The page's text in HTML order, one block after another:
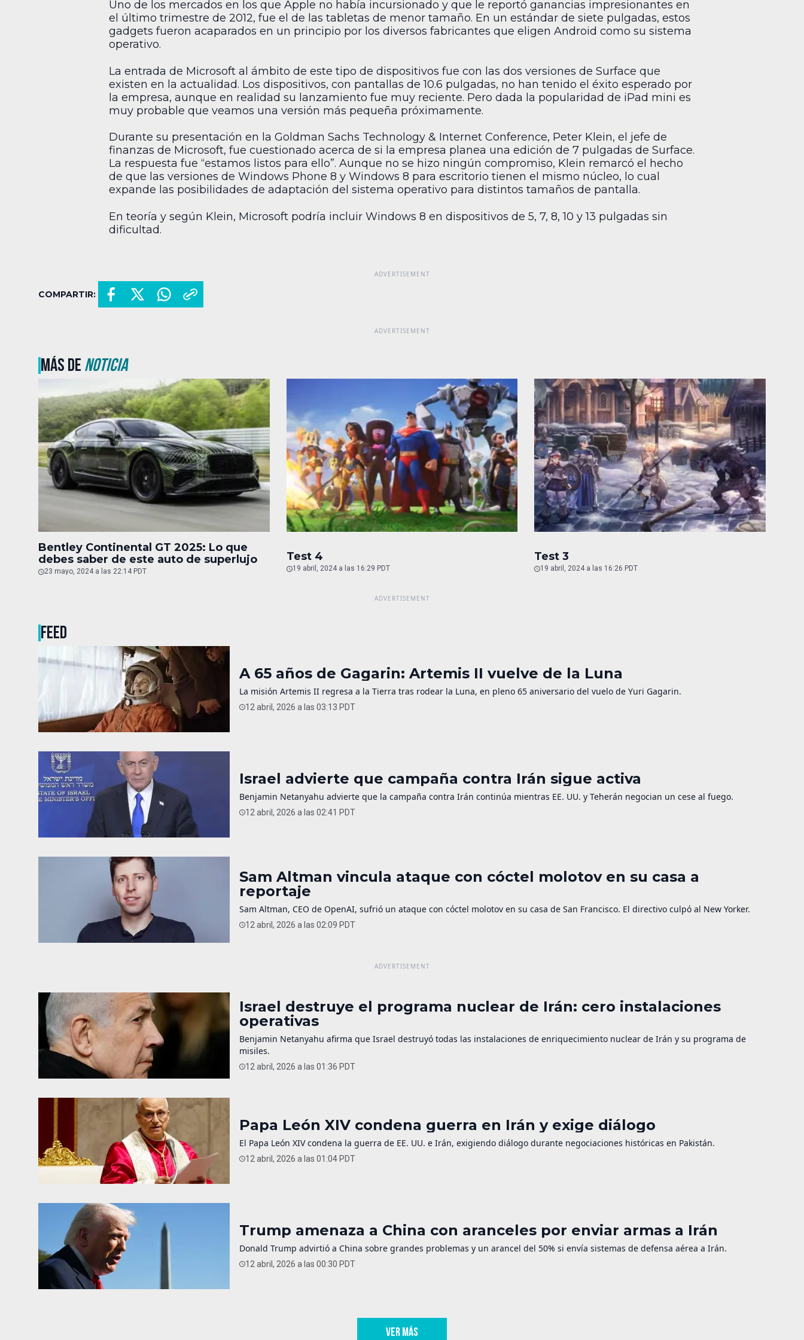
Uno de los mercados en los que Apple no había incursionado y que le reportó ganancias impresionantes en
el último trimestre de 2012, fue el de las tabletas de menor tamaño. En un estándar de siete pulgadas, estos
gadgets fueron acaparados en un principio por los diversos fabricantes que eligen Android como su sistema
operativo.
La entrada de Microsoft al ámbito de este tipo de dispositivos fue con las dos versiones de Surface que
existen en la actualidad. Los dispositivos, con pantallas de 10.6 pulgadas, no han tenido el éxito esperado por
la empresa, aunque en realidad su lanzamiento fue muy reciente. Pero dada la popularidad de iPad mini es
muy probable que veamos una versión más pequeña próximamente.
Durante su presentación en la Goldman Sachs Technology & Internet Conference, Peter Klein, el jefe de
finanzas de Microsoft, fue cuestionado acerca de si la empresa planea una edición de 7 pulgadas de Surface.
La respuesta fue “estamos listos para ello”. Aunque no se hizo ningún compromiso, Klein remarcó el hecho
de que las versiones de Windows Phone 8 y Windows 8 para escritorio tienen el mismo núcleo, lo cual
expande las posibilidades de adaptación del sistema operativo para distintos tamaños de pantalla.
En teoría y según Klein, Microsoft podría incluir Windows 8 en dispositivos de 5, 7, 8, 10 y 13 pulgadas sin
dificultad.
COMPARTIR:
MÁS DENOTICIA
Bentley Continental GT 2025: Lo que
debes saber de este auto de superlujo
23 mayo, 2024 a las 22:14 PDT
Test 4
19 abril, 2024 a las 16:29 PDT
Test 3
19 abril, 2024 a las 16:26 PDT
FEED
A 65 años de Gagarin: Artemis II vuelve de la Luna
La misión Artemis II regresa a la Tierra tras rodear la Luna, en pleno 65 aniversario del vuelo de Yuri Gagarin.
12 abril, 2026 a las 03:13 PDT
Israel advierte que campaña contra Irán sigue activa
Benjamin Netanyahu advierte que la campaña contra Irán continúa mientras EE. UU. y Teherán negocian un cese al fuego.
12 abril, 2026 a las 02:41 PDT
Sam Altman vincula ataque con cóctel molotov en su casa a
reportaje
Sam Altman, CEO de OpenAI, sufrió un ataque con cóctel molotov en su casa de San Francisco. El directivo culpó al New Yorker.
12 abril, 2026 a las 02:09 PDT
Israel destruye el programa nuclear de Irán: cero instalaciones
operativas
Benjamin Netanyahu afirma que Israel destruyó todas las instalaciones de enriquecimiento nuclear de Irán y su programa de
misiles.
12 abril, 2026 a las 01:36 PDT
Papa León XIV condena guerra en Irán y exige diálogo
El Papa León XIV condena la guerra de EE. UU. e Irán, exigiendo diálogo durante negociaciones históricas en Pakistán.
12 abril, 2026 a las 01:04 PDT
Trump amenaza a China con aranceles por enviar armas a Irán
Donald Trump advirtió a China sobre grandes problemas y un arancel del 50% si envía sistemas de defensa aérea a Irán.
12 abril, 2026 a las 00:30 PDT
VER MÁS